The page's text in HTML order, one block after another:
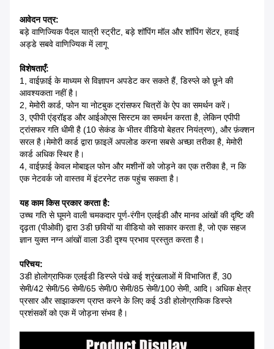
आवेदन पत्र:
बड़े वाणिज्यिक पैदल यात्री स्ट्रीट, बड़े शॉपिंग मॉल और शॉपिंग सेंटर, हवाई
अड्डे सबवे वाणिज्यिक में लागू
विशेषताएँ:
1, वाईफ़ाई के माध्यम से विज्ञापन अपडेट कर सकते हैं, डिस्प्ले को छूने की
आवश्यकता नहीं है।
2, मेमोरी कार्ड, फोन या नोटबुक ट्रांसफर चित्रों के ऐप का समर्थन करें।
3, एपीपी एंड्रॉइड और आईओएस सिस्टम का समर्थन करता है, लेकिन एपीपी
ट्रांसफर गति धीमी है (10 सेकंड के भीतर वीडियो बेहतर नियंत्रण), और फ़ंक्शन
सरल है।मेमोरी कार्ड द्वारा फ़ाइलें अपलोड करना सबसे अच्छा तरीका है, मेमोरी
कार्ड अधिक स्थिर है।
4, वाईफ़ाई केवल मोबाइल फोन और मशीनों को जोड़ने का एक तरीका है, न कि
एक नेटवर्क जो वास्तव में इंटरनेट तक पहुंच सकता है।
यह काम किस प्रकार करता है:
उच्च गति से घूमने वाली चमकदार पूर्ण-रंगीन एलईडी और मानव आंखों की दृष्टि की
दृढ़ता (पीओवी) द्वारा 3डी छवियों या वीडियो को साकार करता है, जो एक सहज
ज्ञान युक्त नग्न आंखों वाला 3डी दृश्य प्रभाव प्रस्तुत करता है।
परिचय:
3डी होलोग्राफिक एलईडी डिस्प्ले पंखे कई श्रृंखलाओं में विभाजित हैं, 30
सेमी/42 सेमी/56 सेमी/65 सेमी/0 सेमी/85 सेमी/100 सेमी, आदि। अधिक क्षेत्र
प्रसार और साझाकरण प्राप्त करने के लिए कई 3डी होलोग्राफिक डिस्प्ले
प्रशंसकों को एक में जोड़ना संभव है।